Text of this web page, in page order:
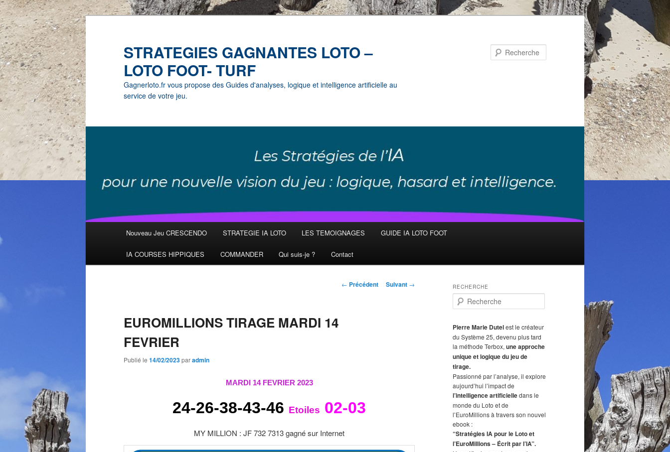
STRATEGIES GAGNANTES LOTO –
LOTO FOOT- TURF
Gagnerloto.fr vous propose des Guides d'analyses, logique et intelligence artificielle au
service de votre jeu.
Aller
au
Nouveau Jeu CRESCENDO STRATEGIE IA LOTO LES TEMOIGNAGES GUIDE IA LOTO FOOT
IA COURSES HIPPIQUES COMMANDER Qui suis-je ? Contact
Navigation
← Précédent Suivant →
EUROMILLIONS TIRAGE MARDI 14
FEVRIER
Publié le 14/02/2023paradmin
MARDI 14 FEVRIER 2023
24-26-38-43-46 Etoiles 02-03
MY MILLION : JF 732 7313 gagné sur Internet
RECHERCHE
e
h
e
r
c
h
e
Pierre Marie Dutelest le créateur
du Système 25, devenu plus tard
la méthode Terbox, une approche
unique et logique du jeu de
tirage.
Passionné par l’analyse, il explore
aujourd’hui l’impact de
l’intelligence artificielledans le
monde du Loto et de
l’EuroMillions à travers son nouvel
ebook :
“Stratégies IA pour le Loto et
l’EuroMillions – Écrit par l’IA”.